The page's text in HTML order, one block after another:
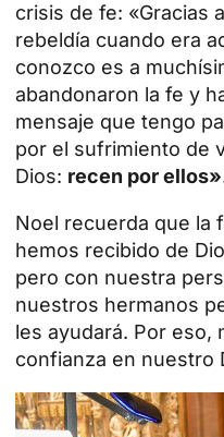
crisis de fe: «Gracias
rebeldía cuando era
conozco es a
abandonaron la fe y
mensaje que tengo
por el sufrimiento de
Dios: recen por
Noel recuerda que la
hemos recibido de
pero con nuestra
nuestros hermanos
les ayudará. Por eso,
confianza en nuestro